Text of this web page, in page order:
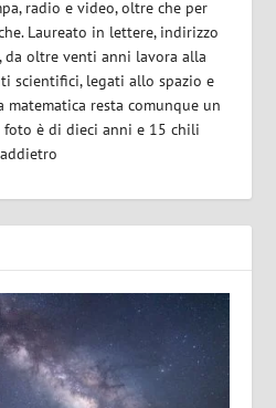
radio e video, oltre che per
Laureato in lettere, indirizzo
da oltre venti anni lavora alla
scientifici, legati allo spazio e
matematica resta comunque un
foto è di dieci anni e 15 chili
addietro